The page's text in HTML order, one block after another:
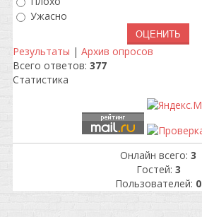
Ужасно
Результаты | Архив опросов
Всего ответов: 377
Статистика
Онлайн всего: 3
Гостей: 3
Пользователей: 0